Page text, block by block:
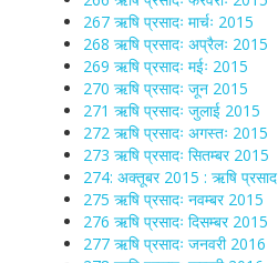
267 ऋषि प्रसादः मार्चः 2015
268 ऋषि प्रसादः अप्रैलः 2015
269 ऋषि प्रसादः मईः 2015
270 ऋषि प्रसादः जून 2015
271 ऋषि प्रसादः जुलाई 2015
272 ऋषि प्रसादः अगस्तः 2015
273 ऋषि प्रसादः सितम्बर 2015
274: अक्तूबर 2015 : ऋषि प्रसाद
275 ऋषि प्रसादः नवम्बर 2015
276 ऋषि प्रसादः दिसम्बर 2015
277 ऋषि प्रसादः जनवरी 2016